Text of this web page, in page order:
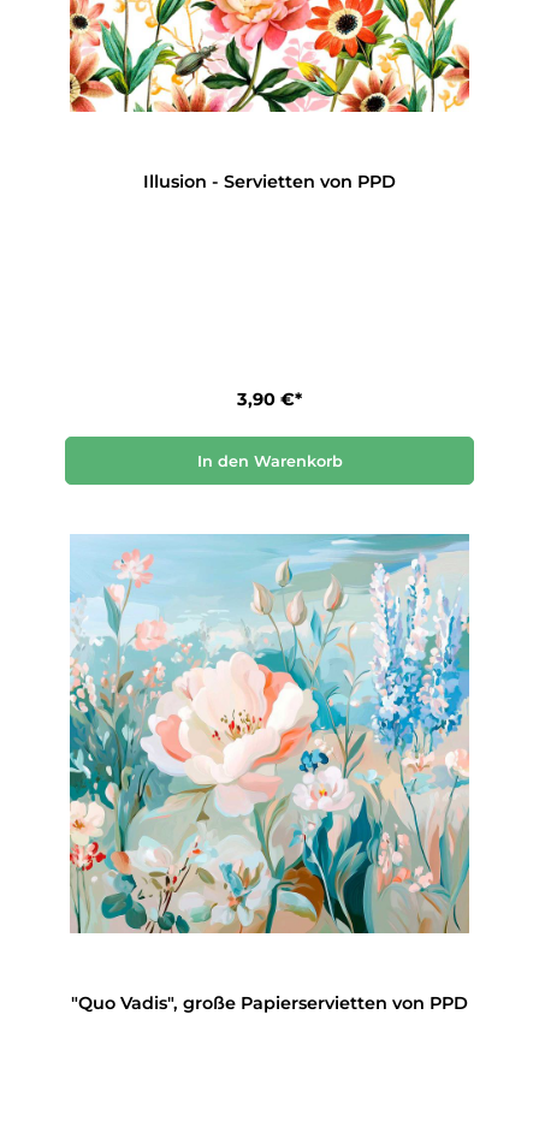
Illusion - Servietten von PPD
3,90 €*
In den Warenkorb
"Quo Vadis", große Papierservietten von PPD